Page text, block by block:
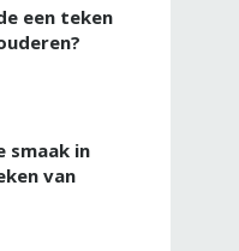
een teken
smaak in
van